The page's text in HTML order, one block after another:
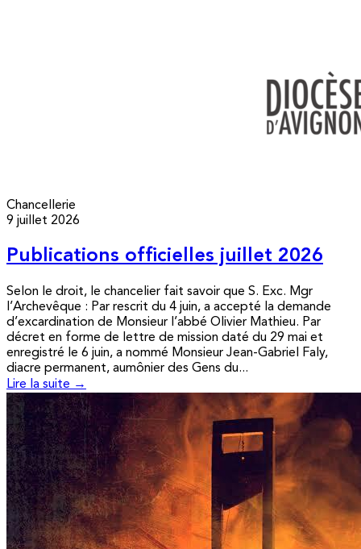
Chancellerie
9 juillet 2026
Publications officielles juillet 2026
Selon le droit, le chancelier fait savoir que S. Exc. Mgr
l’Archevêque : Par rescrit du 4 juin, a accepté la demande
d’excardination de Monsieur l’abbé Olivier Mathieu. Par
décret en forme de lettre de mission daté du 29 mai et
enregistré le 6 juin, a nommé Monsieur Jean-Gabriel Faly,
diacre permanent, aumônier des Gens du...
Lire la suite →